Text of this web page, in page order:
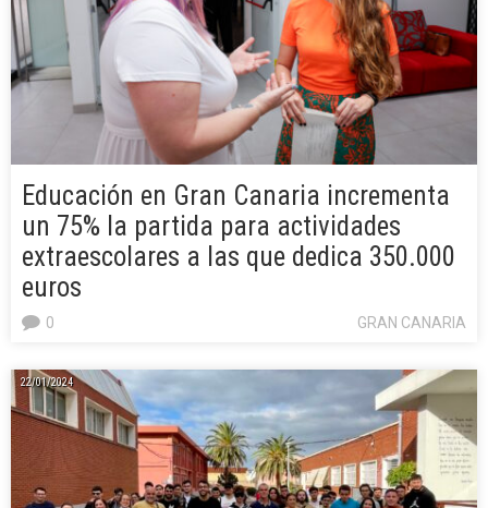
Educación en Gran Canaria incrementa
un 75% la partida para actividades
extraescolares a las que dedica 350.000
euros
GRAN CANARIA
0
22/01/2024